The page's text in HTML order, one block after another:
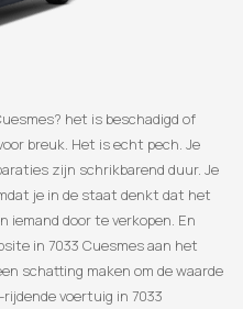
het is beschadigd of
breuk. Het is echt pech. Je
zijn schrikbarend duur. Je
je in de staat denkt dat het
iemand door te verkopen. En
in 7033 Cuesmes aan het
schatting maken om de waarde
voertuig in 7033